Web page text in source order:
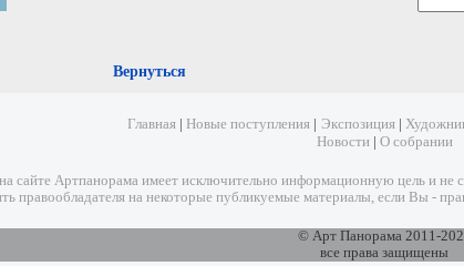
Вернуться
Главная Новые поступления Экспозиция
Новости| О собрании
сайте Артпанорама имеет исключительно информационную цель и
правообладателя на некоторые публикуемые материалы, если Вы -
© Арт Панорама 2011-
все права защищены